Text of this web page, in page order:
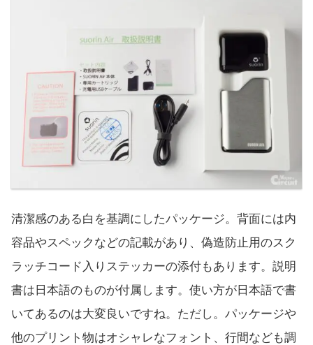
清潔感のある白を基調にしたパッケージ。背面には内
容品やスペックなどの記載があり、偽造防止用のスク
ラッチコード入りステッカーの添付もあります。説明
書は日本語のものが付属します。使い方が日本語で書
いてあるのは大変良いですね。ただし。パッケージや
他のプリント物はオシャレなフォント、行間なども調